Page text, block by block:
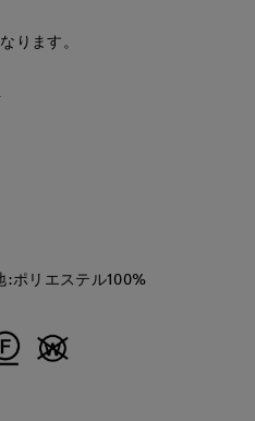
ります。
:ポリエステル100%